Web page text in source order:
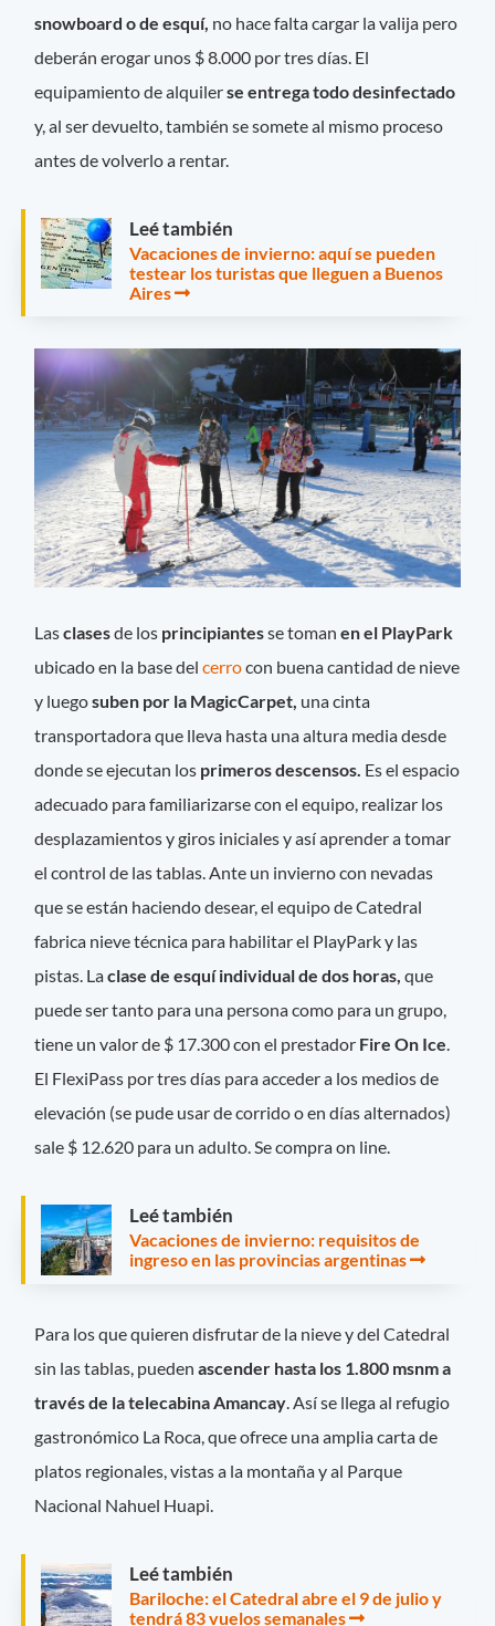
snowboard o de esquí, no hace falta cargar la valija pero
deberán erogar unos $ 8.000 por tres días. El
equipamiento de alquilerse entrega todo desinfectado
y, al ser devuelto, también se somete al mismo proceso
antes de volverlo a rentar.
Leé también
Vacaciones de invierno: aquí se pueden
testear los turistas que lleguen a Buenos
Aires
Lasclasesde los principiantesse tomanen el PlayPark
ubicado en la base delcerrocon buena cantidad de nieve
y luegosuben por la MagicCarpet, una cinta
transportadora que lleva hasta una altura media desde
donde se ejecutan los primeros descensos. Es el espacio
adecuado para familiarizarse con el equipo, realizar los
desplazamientos y giros iniciales y así aprender a tomar
el control de las tablas. Ante un invierno con nevadas
que se están haciendo desear, el equipo de Catedral
fabrica nieve técnica para habilitar el PlayPark y las
pistas. Laclase de esquí individual de dos horas, que
puede ser tanto para una persona como para un grupo,
tiene un valor de $ 17.300 con el prestador Fire On Ice
El FlexiPass por tres días para acceder a los medios de
elevación (se pude usar de corrido o en días alternados)
sale $ 12.620 para un adulto. Se compra on line.
Leé también
Vacaciones de invierno: requisitos de
ingreso en las provincias argentinas
Para los que quieren disfrutar de la nieve y del Catedral
sin las tablas, puedenascender hasta los 1.800 msnm a
través de la telecabina Amancay. Así se llega al refugio
gastronómico La Roca, que ofrece una amplia carta de
platos regionales, vistas a la montaña y al Parque
Nacional Nahuel Huapi.
Leé también
Bariloche: el Catedral abre el 9 de julio y
tendrá 83 vuelos semanales